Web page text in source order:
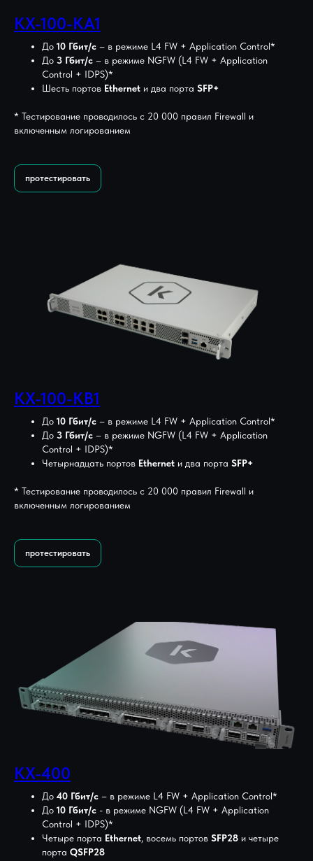
KX-100-KA1
До 10 Гбит/с – в режиме L4 FW + Application Control*
До 3 Гбит/с – в режиме NGFW (L4 FW + Application
Control + IDPS)*
Шесть портов Ethernet и два порта SFP+
* Тестирование проводилось с 20 000 правил Firewall и
включенным логированием
протестировать
KX-100-KB1
До 10 Гбит/с – в режиме L4 FW + Application Control*
До 3 Гбит/с – в режиме NGFW (L4 FW + Application
Control + IDPS)*
Четырнадцать портов Ethernet и два порта SFP+
* Тестирование проводилось с 20 000 правил Firewall и
включенным логированием
протестировать
KX-400
До 40 Гбит/с – в режиме L4 FW + Application Control*
До 10 Гбит/с - в режиме NGFW (L4 FW + Application
Control + IDPS)*
Четыре порта Ethernet, восемь портов SFP28 и четыре
порта QSFP28